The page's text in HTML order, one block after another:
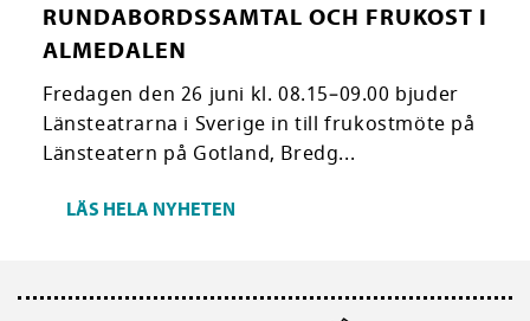
RUNDABORDSSAMTAL OCH FRUKOST I
ALMEDALEN
Fredagen den 26 juni kl. 08.15–09.00 bjuder
Länsteatrarna i Sverige in till frukostmöte på
Länsteatern på Gotland, Bredg...
LÄS HELA NYHETEN